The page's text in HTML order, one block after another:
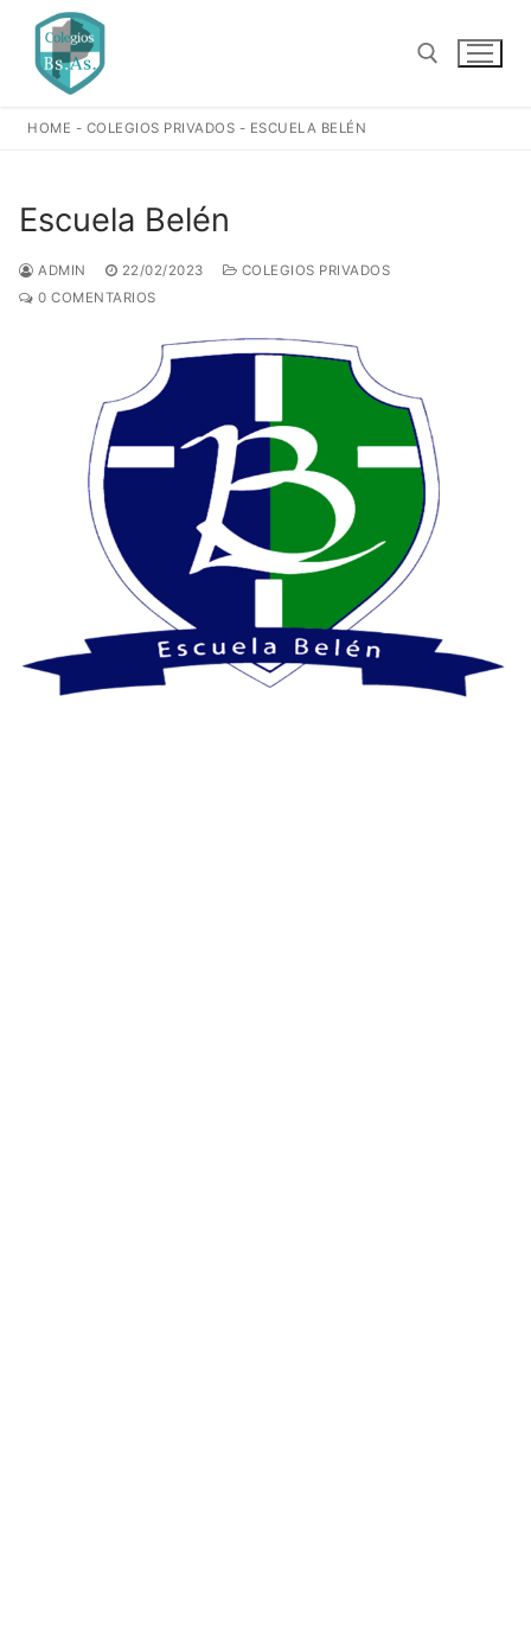
contenido
HOME - COLEGIOS PRIVADOS - ESCUELA BELÉN
Escuela Belén
ADMIN 22/02/2023
COLEGIOS PRIVADOS
0 COMENTARIOS